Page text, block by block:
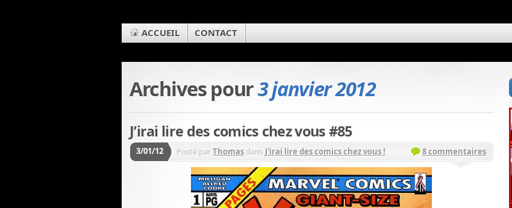
ACCUEIL CONTACT
Archives pour3 janvier 2012
J’irai lire des comics chez vous #85
3/01/12 Posté parThomas dans J'irai lire des comics chez vous ! 8 commentaires